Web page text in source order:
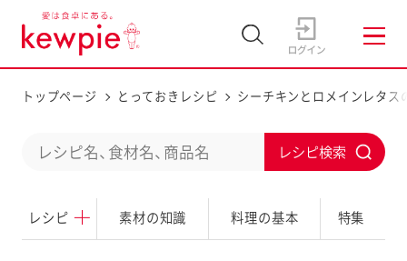
トップページ とっておきレシピ シーチキンとロメインレタス
レシピ 素材の知識 料理の基本 特集
d
b